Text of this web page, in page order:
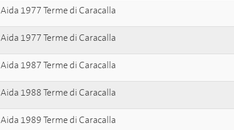
Aida 1977 Terme di Caracalla
Aida 1977 Terme di Caracalla
Aida 1987 Terme di Caracalla
Aida 1988 Terme di Caracalla
Aida 1989 Terme di Caracalla